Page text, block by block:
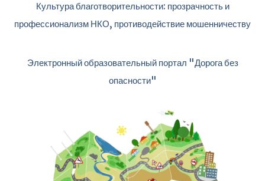
Культура благотворительности: прозрачность и
профессионализм НКО, противодействие мошенничеству
Электронный образовательный портал "Дорога без
опасности"